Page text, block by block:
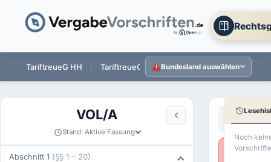
TariftreueG HH TariftreueG NI TariftreueG HE
Bundesland auswählen
VOL/A
Stand: Aktive Fassung
Abschnitt 1 (§§ 1 – 20)
Aa
Noch